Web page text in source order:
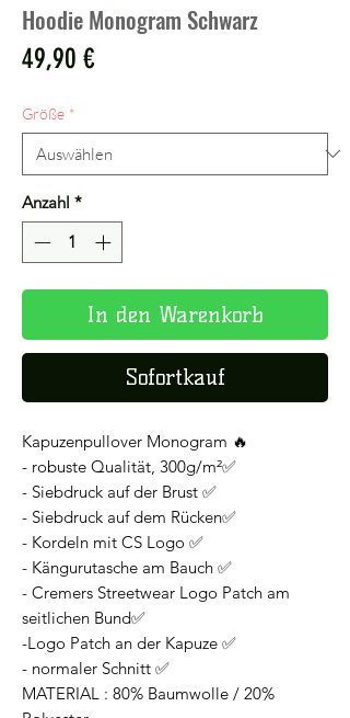
Hoodie Monogram Schwarz
49,90 €Preis
Größe *
Anzahl *
In den Warenkorb
Sofortkauf
Kapuzenpullover Monogram 🔥
- robuste Qualität, 300g/m²✅️
- Siebdruck auf der Brust ✅️
- Siebdruck auf dem Rücken✅️
- Kordeln mit CS Logo ✅️
- Kängurutasche am Bauch ✅️
- Cremers Streetwear Logo Patch am
seitlichen Bund✅️
-Logo Patch an der Kapuze ✅️
- normaler Schnitt ✅️
MATERIAL : 80% Baumwolle / 20%